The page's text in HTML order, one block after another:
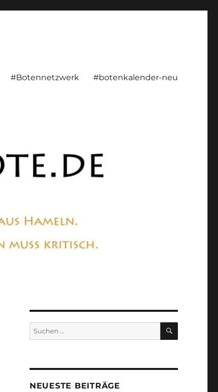
#Botennetzwerk #botenkalender-neu
Suchen
nach:
SUCHEN
NEUESTE BEITRÄGE